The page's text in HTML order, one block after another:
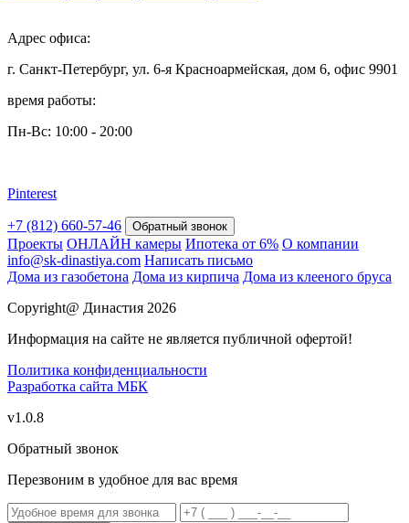
Адрес офиса:
г. Санкт-Петербург, ул. 6-я Красноармейская, дом 6, офис 9901
время работы:
Пн-Вс: 10:00 - 20:00
Pinterest
+7 (812) 660-57-46 Обратный звонок
Проекты ОНЛАЙН камеры Ипотека от 6% О компании
info@sk-dinastiya.com Написать письмо
Дома из газобетона Дома из кирпича Дома из клееного бруса
Copyright@ Династия 2026
Информация на сайте не является публичной офертой!
Политика конфиденциальности
Разработка сайта МБК
v1.0.8
Обратный звонок
Перезвоним в удобное для вас время